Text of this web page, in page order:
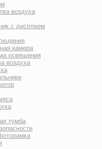
воздуха
с дисплеем
камера
освещения
воздуха
тумба